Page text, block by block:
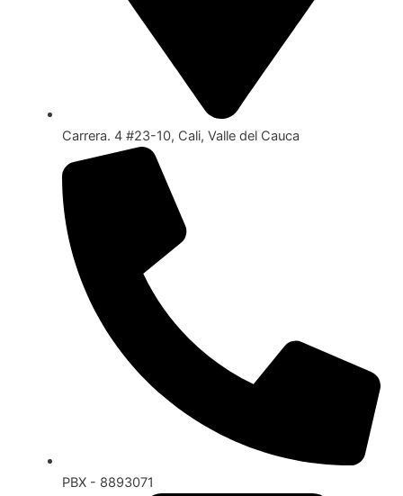
Carrera. 4 #23-10, Cali, Valle del Cauca
PBX - 8893071